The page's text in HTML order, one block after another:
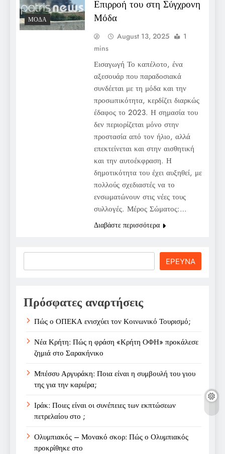
ΜΌΔΑ
Επιρροή του στη Σύγχρονη
Μόδα
August 13, 2025
1
mins
Εισαγωγή Το καπέλοτο, ένα
αξεσουάρ που παραδοσιακά
συνδέεται με τη μόδα και την
προσωπικότητα, κερδίζει διαρκώς
έδαφος το 2023. Η σημασία του
δεν περιορίζεται μόνο στην
προστασία από τον ήλιο, αλλά
επεκτείνεται και στην αισθητική
και την αυτοέκφραση. Η
δημοτικότητα του έχει αυξηθεί, με
πολλούς σχεδιαστές να το
ενσωματώνουν στις νέες τους
συλλογές. Μέρος Σώματος:…
Διαβάστε περισσότερα
ΕΡΕΥΝΑ
Πρόσφατες αναρτήσεις
Πώς ο ΟΠΕΚΑ ενισχύει τον Κοινωνικό Τουρισμό;
Νέα Κρήτη: Πώς η φράση «Κρήτη ΟΦΗ» προκάλεσε
ζημιά στο Σαρακήνικο
Μπέσσυ Αργυράκη: Ποια είναι η συμβουλή του γιου
της για την καριέρα;
Ιράκ: Ποιες είναι οι συνέπειες των εκπτώσεων
πετρελαίου στο ;
Ολυμπιακός – Μονακό σκορ: Πώς ο Ολυμπιακός
προκρίθηκε στο